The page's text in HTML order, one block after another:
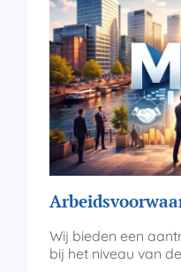
Wij bieden een
bij het niveau van